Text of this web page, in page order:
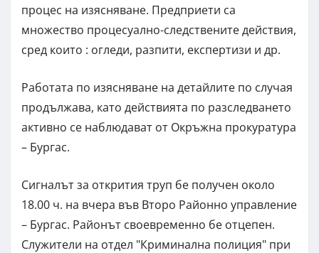
процес на изясняване. Предприети са
множество процесуално-следствените действия,
сред които : огледи, разпити, експертизи и др.
Работата по изясняване на детайлите по случая
продължава, като действията по разследването
активно се наблюдават от Окръжна прокуратура
– Бургас.
Сигналът за открития труп бе получен около
18.00 ч. на вчера във Второ Районно управление
– Бургас. Районът своевременно бе отцепен.
Служители на отдел "Криминална полиция" при